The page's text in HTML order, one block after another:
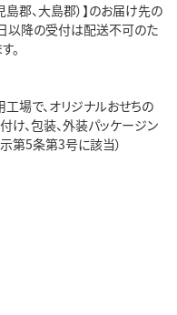
島郡、大島郡）】のお届け先の
以降の受付は配送不可のた
。
場で、オリジナルおせちの
、包装、外装パッケージン
示第5条第3号に該当）